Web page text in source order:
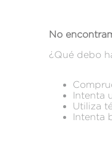
No
¿Qué debo
Intenta
Utiliza
Intenta